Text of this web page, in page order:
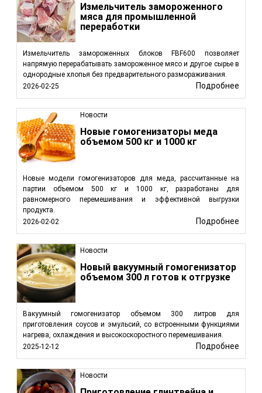
Измельчитель замороженного
мяса для промышленной
переработки
Измельчитель замороженных блоков FBF600 позволяет
напрямую перерабатывать замороженное мясо и другое сырье в
однородные хлопья без предварительного размораживания.
2026-02-25
Подробнее
Новости
Новые гомогенизаторы меда
объемом 500 кг и 1000 кг
Новые модели гомогенизаторов для меда, рассчитанные на
партии объемом 500 кг и 1000 кг, разработаны для
равномерного перемешивания и эффективной выгрузки
продукта.
2026-02-02
Подробнее
Новости
Новый вакуумный гомогенизатор
объемом 300 л готов к отгрузке
Вакуумный гомогенизатор объемом 300 литров для
приготовления соусов и эмульсий, со встроенными функциями
нагрева, охлаждения и высокоскоростного перемешивания.
2025-12-12
Подробнее
Новости